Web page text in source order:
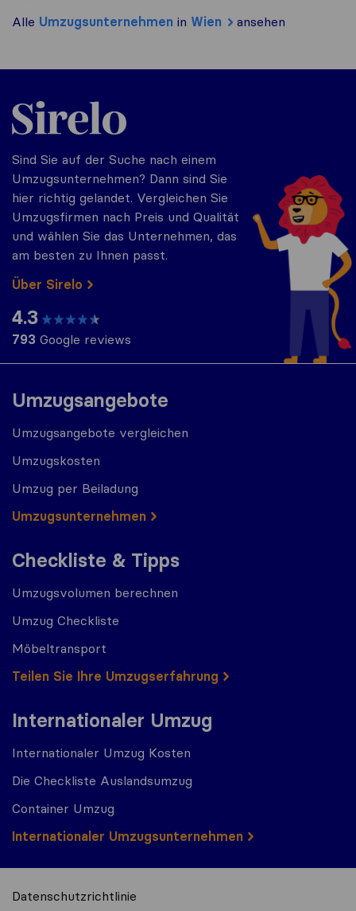
Alle Umzugs​unternehmen in Wien ansehen
Umzugsangebote
Umzugsangebote vergleichen
Umzugskosten
Umzug per Beiladung
Umzugs​​unternehmen
Checkliste & Tipps
Umzugsvolumen berechnen
Umzug Checkliste
Möbeltransport
Teilen Sie Ihre Umzugserfahrung
Internationaler Umzug
Internationaler Umzug Kosten
Die Checkliste Auslandsumzug
Container Umzug
Internationaler Umzugsunternehmen
Sirelo.at
Sind Sie auf der Suche nach einem
Umzugsunternehmen? Dann sind Sie
hier richtig gelandet. Vergleichen Sie
Umzugsfirmen nach Preis und Qualität
und wählen Sie das Unternehmen, das
am besten zu Ihnen passt.
Über Sirelo
4.3
793 Google reviews
Datenschutzrichtlinie